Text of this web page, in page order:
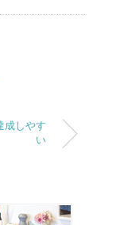
成しやす
い